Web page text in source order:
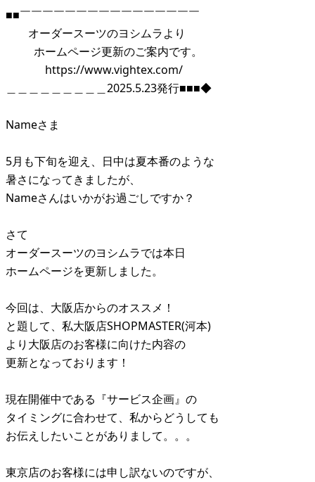
■■￣￣￣￣￣￣￣￣￣￣￣￣￣￣￣￣
オーダースーツのヨシムラより
ホームページ更新のご案内です。
https://www.vightex.com/
＿＿＿＿＿＿＿＿＿2025.5.23発行■■■◆
Nameさま
5月も下旬を迎え、日中は夏本番のような
暑さになってきましたが、
Nameさんはいかがお過ごしですか？
さて
オーダースーツのヨシムラでは本日
ホームページを更新しました。
今回は、大阪店からのオススメ！
と題して、私大阪店SHOPMASTER(河本)
より大阪店のお客様に向けた内容の
更新となっております！
現在開催中である『サービス企画』の
タイミングに合わせて、私からどうしても
お伝えしたいことがありまして。。。
東京店のお客様には申し訳ないのですが、